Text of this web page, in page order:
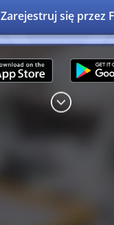
Zarejestruj się przez